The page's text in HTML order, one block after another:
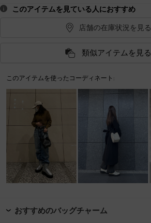
このアイテムを見ている人におすすめ
店舗の在庫状況を見る
類似アイテムを見る
このアイテムを使ったコーディネート:
おすすめのバッグチャーム